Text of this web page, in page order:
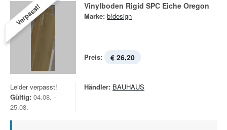
Verpasst! Vinylboden Rigid SPC Eiche Oregon
Marke: b!design
Preis: € 26,20
Leider verpasst!
Gültig: 04.08. -
25.08.
Händler: BAUHAUS